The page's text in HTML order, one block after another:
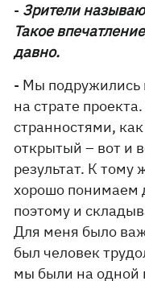
- Зрители
Такое
давно.
- Мы подружились
на страте
странностями,
открытый – вот и
результат. К
хорошо понимаем
поэтому и
Для меня было
был человек
мы были на одной